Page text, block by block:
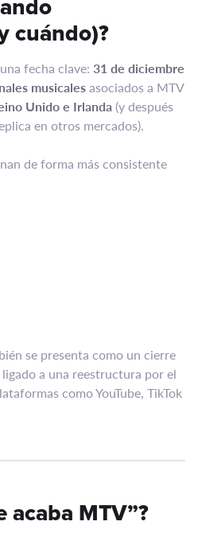
cuándo)?
fecha clave: 31 de diciembre
musicalesasociados a MTV
Unido e Irlanda(y después
en otros mercados).
de forma más consistente
se presenta como un cierre
ligado a una reestructura por el
como YouTube, TikTok
acaba MTV”?